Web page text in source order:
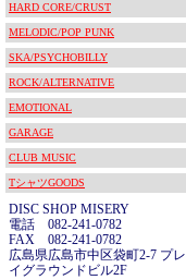
HARD CORE/CRUST
MELODIC/POP PUNK
SKA/PSYCHOBILLY
ROCK/ALTERNATIVE
EMOTIONAL
GARAGE
CLUB MUSIC
TシャツGOODS
DISC SHOP MISERY
電話 082-241-0782
FAX 082-241-0782
広島県広島市中区袋町2-7 プレ
イグラウンドビル2F